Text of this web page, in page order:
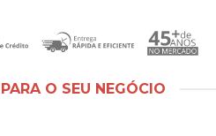
O SEU NEGÓCIO